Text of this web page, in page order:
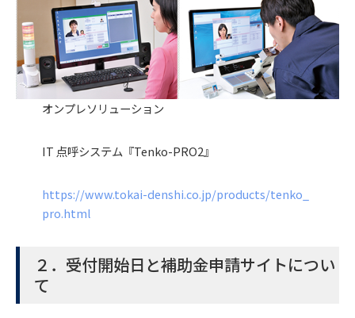
オンプレソリューション
IT 点呼システム『Tenko-PRO2』
https://www.tokai-denshi.co.jp/products/tenko_
pro.html
２．受付開始日と補助金申請サイトについ
て